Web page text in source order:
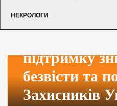
НЕКРОЛОГИ
підтримку
безвісти та
Захисників